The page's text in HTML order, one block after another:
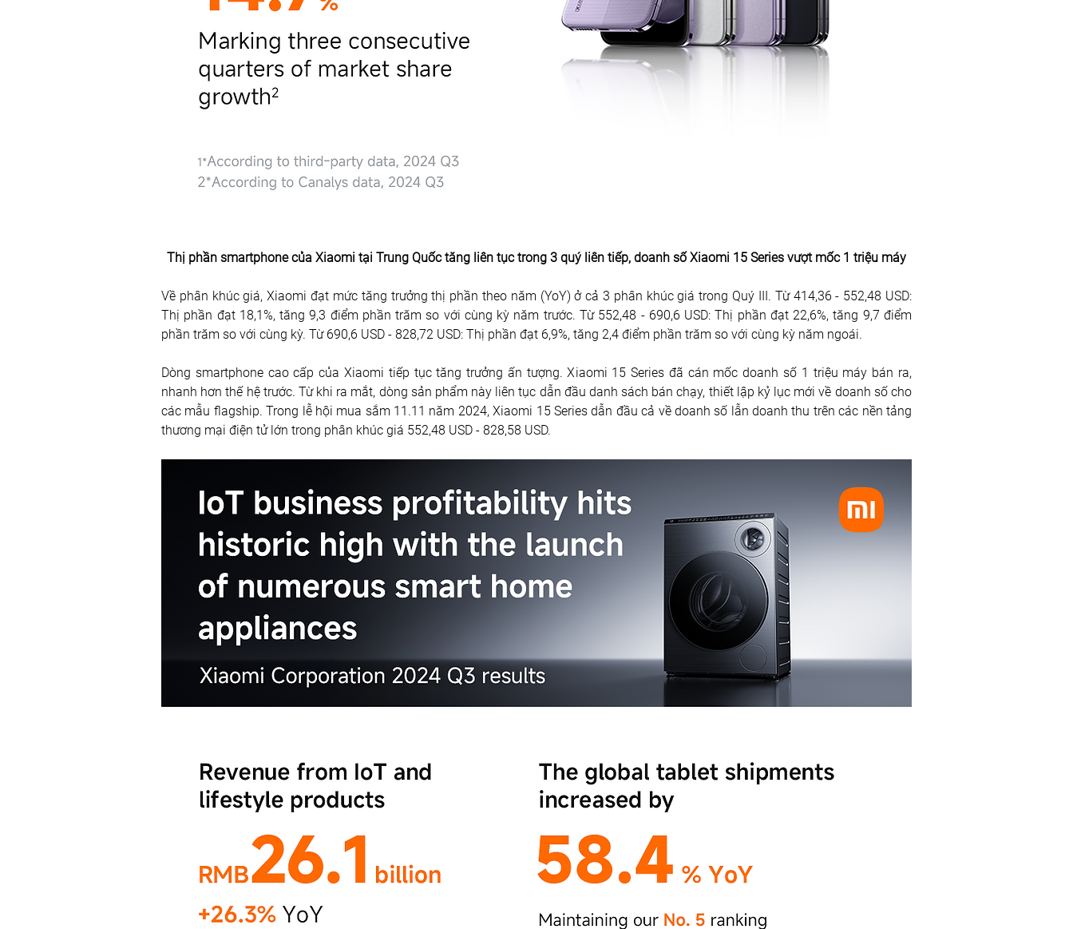
Thị phần smartphone của Xiaomi tại Trung Quốc tăng liên tục trong 3 quý liên tiếp, doanh số Xiaomi 15 Series vượt mốc 1 triệu máy
Về phân khúc giá, Xiaomi đạt mức tăng trưởng thị phần theo năm (YoY) ở cả 3 phân khúc giá trong Quý III. Từ 414,36 - 552,48 USD:
Thị phần đạt 18,1%, tăng 9,3 điểm phần trăm so với cùng kỳ năm trước. Từ 552,48 - 690,6 USD: Thị phần đạt 22,6%, tăng 9,7 điểm
phần trăm so với cùng kỳ. Từ 690,6 USD - 828,72 USD: Thị phần đạt 6,9%, tăng 2,4 điểm phần trăm so với cùng kỳ năm ngoái.
Dòng smartphone cao cấp của Xiaomi tiếp tục tăng trưởng ấn tượng. Xiaomi 15 Series đã cán mốc doanh số 1 triệu máy bán ra,
nhanh hơn thế hệ trước. Từ khi ra mắt, dòng sản phẩm này liên tục dẫn đầu danh sách bán chạy, thiết lập kỷ lục mới về doanh số cho
các mẫu flagship. Trong lễ hội mua sắm 11.11 năm 2024, Xiaomi 15 Series dẫn đầu cả về doanh số lẫn doanh thu trên các nền tảng
thương mại điện tử lớn trong phân khúc giá 552,48 USD - 828,58 USD.